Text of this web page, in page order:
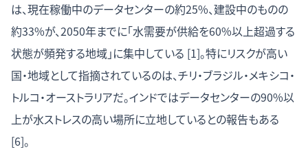
は、現在稼働中のデータセンターの約25%、建設中のものの
約33%が、2050年までに「水需要が供給を60%以上超過する
状態が頻発する地域」に集中している [1]。特にリスクが高い
国・地域として指摘されているのは、チリ・ブラジル・メキシコ・
トルコ・オーストラリアだ。インドではデータセンターの90%以
上が水ストレスの高い場所に立地しているとの報告もある
[6]。